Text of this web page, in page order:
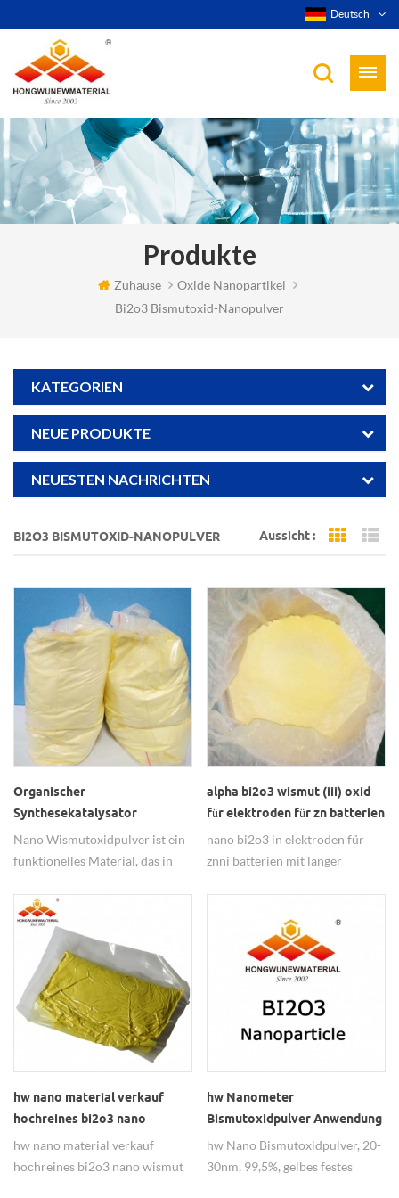
Deutsch
Produkte
Zuhause
Oxide Nanopartikel
Bi2o3 Bismutoxid-Nanopulver
KATEGORIEN
NEUE PRODUKTE
NEUESTEN NACHRICHTEN
BI2O3 BISMUTOXID-NANOPULVER Aussicht : Grid
Organischer
Synthesekatalysator
Verwendetes Nano-
Bismutoxid-Pulver Bi2O3
Nano Wismutoxidpulver ist ein
funktionelles Material, das in
Synthesekatalysatoren,
Keramik, Piezoresistoren usw.
weit verbreitet ist. Bi2O3-
Nanopartikel sind für 30-50 nm
mit 99,5 % Reinheit erhältlich.
alpha bi2o3 wismut (iii) oxid
für elektroden für zn batterien
nano bi2o3 in elektroden für
znni batterien mit langer
Material Nano Alpha-Bi2o3-
Wismut (iii) -oxid ist weit
verbreitet bei der Herstellung
dielektrischen Keramik
elektronischen Bauteilen.
hw nano material verkauf
hochreines bi2o3 nano
wismutoxid
hw nano material verkauf
hochreines bi2o3 nano wismut
hw Nanometer
Bismutoxidpulver Anwendung
hw Nano Bismutoxidpulver, 20-
30nm, 99,5%, gelbes festes